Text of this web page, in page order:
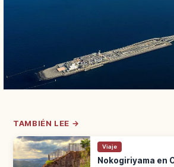
TAMBIÉN LEE →
Viaje
Nokogiriyama en